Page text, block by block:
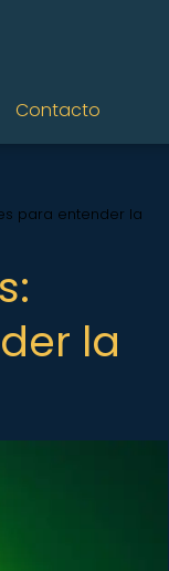
Contacto
para entender la
la